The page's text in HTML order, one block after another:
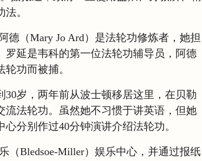
。
德（Mary Jo Ard）是法轮功修炼者，她担
延是韦科的第一位法轮功辅导员，阿德
功而被捕。
岁，两年前从波士顿移居这里，在贝勒
流法轮功。虽然她不习惯于讲英语，但她
分别作过40分钟演讲介绍法轮功。
（Bledsoe-Miller）娱乐中心，并通过报纸